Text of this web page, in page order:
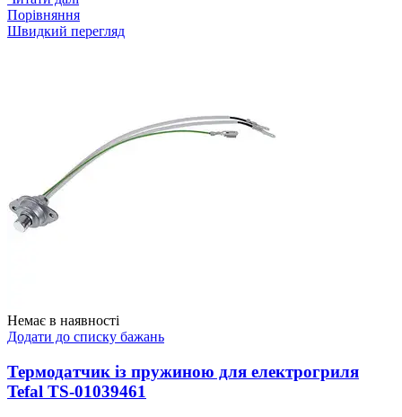
Порівняння
Швидкий перегляд
Немає в наявності
Додати до списку бажань
Термодатчик із пружиною для електрогриля
Tefal TS-01039461